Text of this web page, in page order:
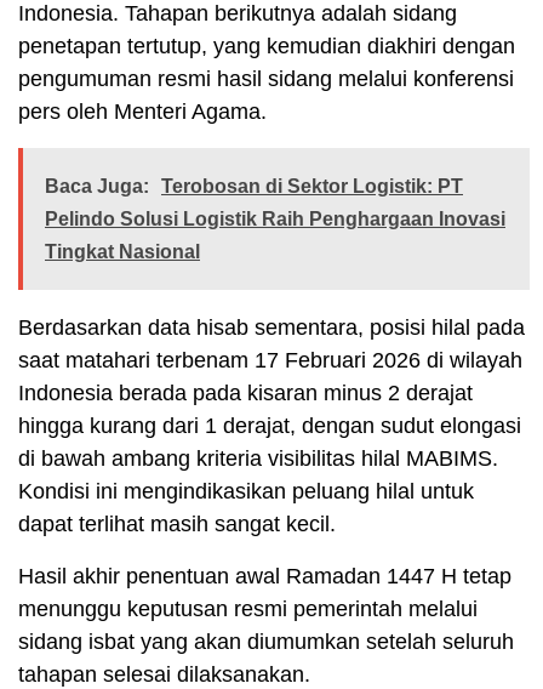
Indonesia. Tahapan berikutnya adalah sidang
penetapan tertutup, yang kemudian diakhiri dengan
pengumuman resmi hasil sidang melalui konferensi
pers oleh Menteri Agama.
Baca Juga:
Terobosan di Sektor Logistik: PT
Pelindo Solusi Logistik Raih Penghargaan Inovasi
Tingkat Nasional
Berdasarkan data hisab sementara, posisi hilal pada
saat matahari terbenam 17 Februari 2026 di wilayah
Indonesia berada pada kisaran minus 2 derajat
hingga kurang dari 1 derajat, dengan sudut elongasi
di bawah ambang kriteria visibilitas hilal MABIMS.
Kondisi ini mengindikasikan peluang hilal untuk
dapat terlihat masih sangat kecil.
Hasil akhir penentuan awal Ramadan 1447 H tetap
menunggu keputusan resmi pemerintah melalui
sidang isbat yang akan diumumkan setelah seluruh
tahapan selesai dilaksanakan.